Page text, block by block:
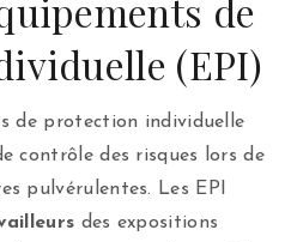
de
(EPI)
de protection individuelle
contrôle des risques lors de
pulvérulentes. Les EPI
des expositions